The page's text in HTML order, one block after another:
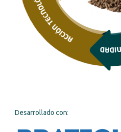
Desarrollado con: